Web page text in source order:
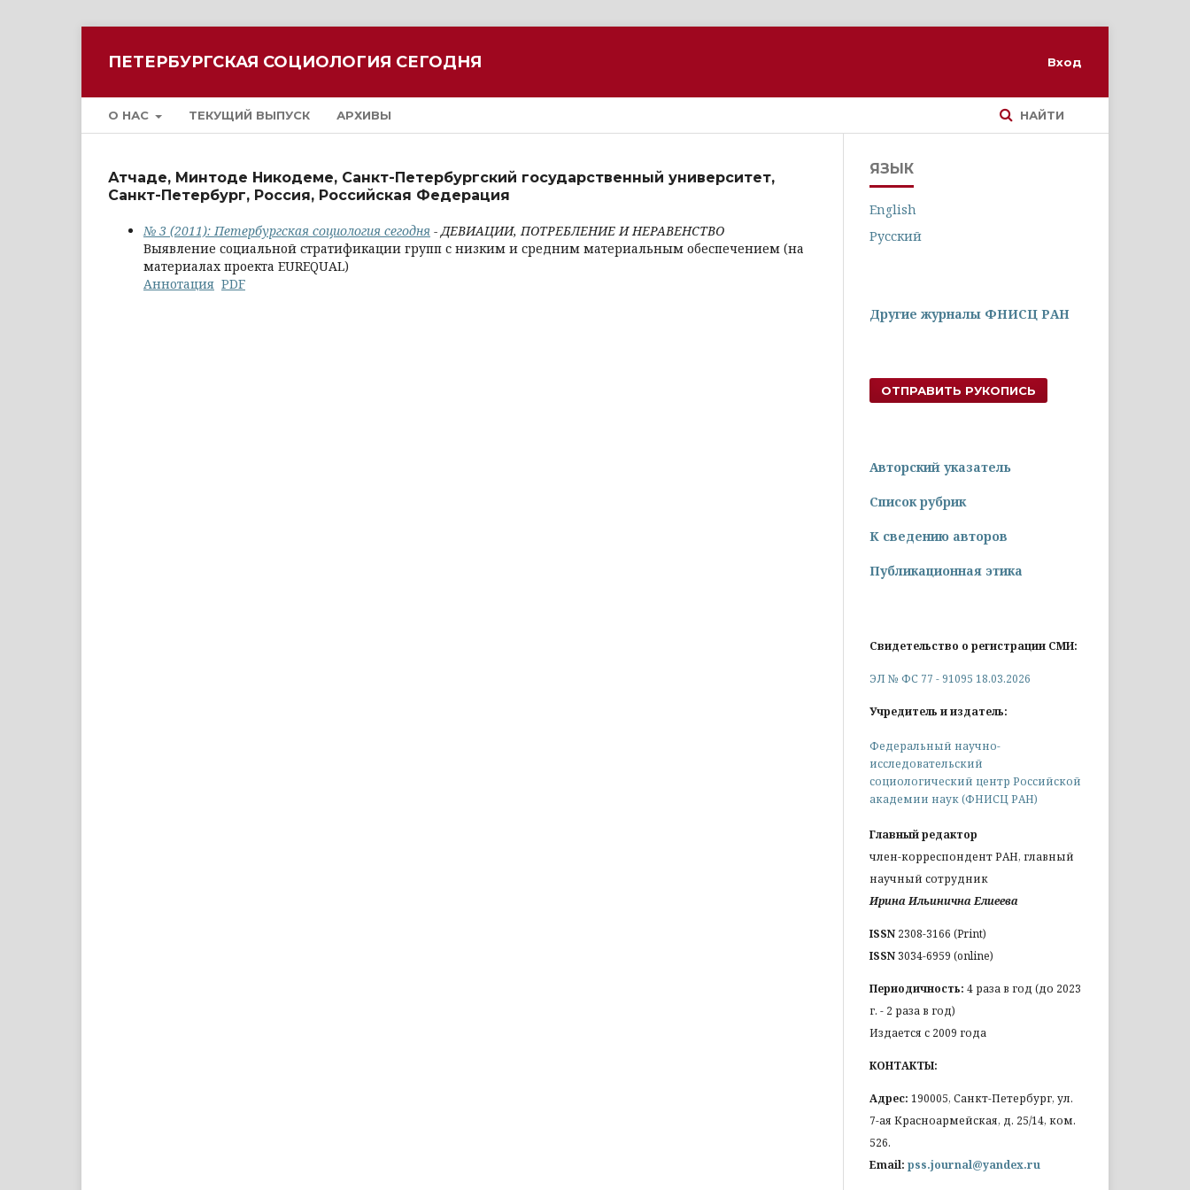
ПЕТЕРБУРГСКАЯ СОЦИОЛОГИЯ СЕГОДНЯ
О НАС ТЕКУЩИЙ ВЫПУСК АРХИВЫ НАЙТИ
Вход
Атчаде, Минтоде Никодеме, Санкт-Петербургский государственный университет,
Санкт-Петербург, Россия, Российская Федерация
№ 3 (2011): Петербургская социология сегодня - ДЕВИАЦИИ, ПОТРЕБЛЕНИЕ И НЕРАВЕНСТВО
Выявление социальной стратификации групп с низким и средним материальным обеспечением (на
материалах проекта EUREQUAL)
Аннотация PDF
ЯЗЫК
English
Русский
Другие журналы ФНИСЦ РАН
ОТПРАВИТЬ РУКОПИСЬ
Авторский указатель
Список рубрик
К сведению авторов
Публикационная этика
Свидетельство о регистрации СМИ:
ЭЛ № ФС 77 - 91095 18.03.2026
Учредитель и издатель:
Федеральный научно-
исследовательский
социологический центр Российской
академии наук (ФНИСЦ РАН)
Главный редактор
член-корреспондент РАН, главный
научный сотрудник
Ирина Ильинична Елиеева
ISSN 2308-3166 (Print)
ISSN3034-6959 (online)
Периодичность: 4 раза в год (до 2023
г. - 2 раза в год)
Издается с 2009 года
КОНТАКТЫ:
Адрес: 190005, Санкт-Петербург, ул.
7-ая Красноармейская, д. 25/14, ком.
526.
Email: pss.journal@yandex.ru